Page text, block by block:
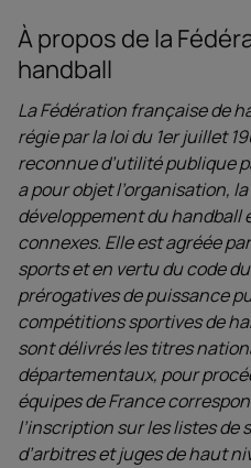
À propos de la
handball
La Fédération française de
régie par la loi du 1er juillet
reconnue d’utilité publique
a pour objet l’organisation,
développement du handball
connexes. Elle est agréée
sports et en vertu du code
prérogatives de puissance
compétitions sportives de
sont délivrés les titres
départementaux, pour
équipes de France
l’inscription sur les listes de
d’arbitres et juges de haut